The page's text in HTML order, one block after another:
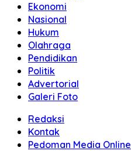
Ekonomi
Nasional
Hukum
Olahraga
Pendidikan
Politik
Advertorial
Galeri Foto
Redaksi
Kontak
Pedoman Media Online